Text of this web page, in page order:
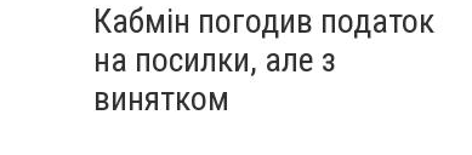
Кабмін погодив податок
на посилки, але з
винятком